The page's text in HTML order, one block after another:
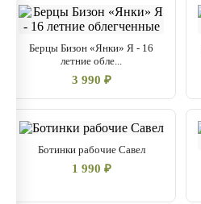
Берцы Бизон «Янки» Я - 16
летние обле...
3 990 ₽
Ботинки рабочие Савел
1 990 ₽